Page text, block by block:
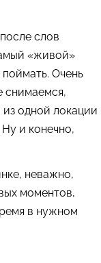
слов
«живой»
Очень
снимаемся,
одной локации
и конечно,
неважно,
моментов,
в нужном